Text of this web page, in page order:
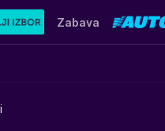
Zabava